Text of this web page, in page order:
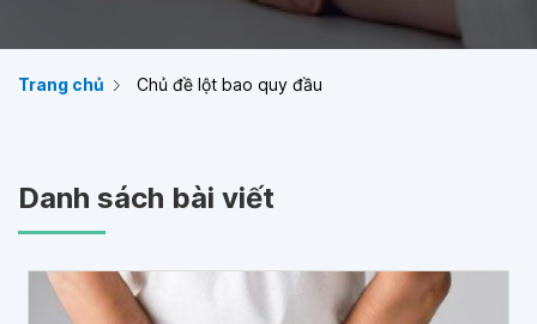
Trang chủ Chủ đề lột bao quy đầu
Danh sách bài viết